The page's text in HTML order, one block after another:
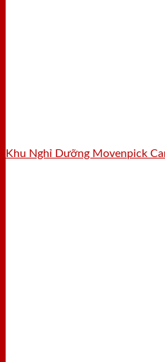
Khu Nghỉ Dưỡng Movenpick